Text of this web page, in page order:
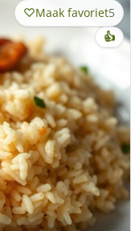
Maak favoriet5
👍